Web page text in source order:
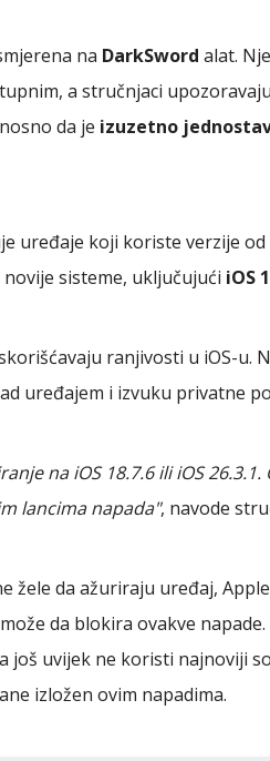
na DarkSword alat.
a stručnjaci
da je izuzetno
uređaje koji koriste verzije od
sisteme, uključujući iOS
ranjivosti u iOS-u.
uređajem i izvuku privatne
na iOS 18.7.6 ili iOS
lancima napada", navode
žele da ažuriraju uređaj,
da blokira ovakve
još uvijek ne koristi najnoviji
izložen ovim napadima.